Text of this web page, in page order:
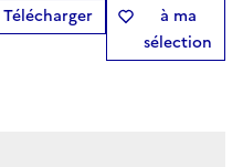
Télécharger
à ma
sélection